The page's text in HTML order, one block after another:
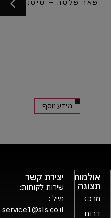
מידע נוסף
אולמות
תצוגה
מרכז
דרום
יצירת קשר
שירות לקוחות:
מייל :
service1@sls.co.il